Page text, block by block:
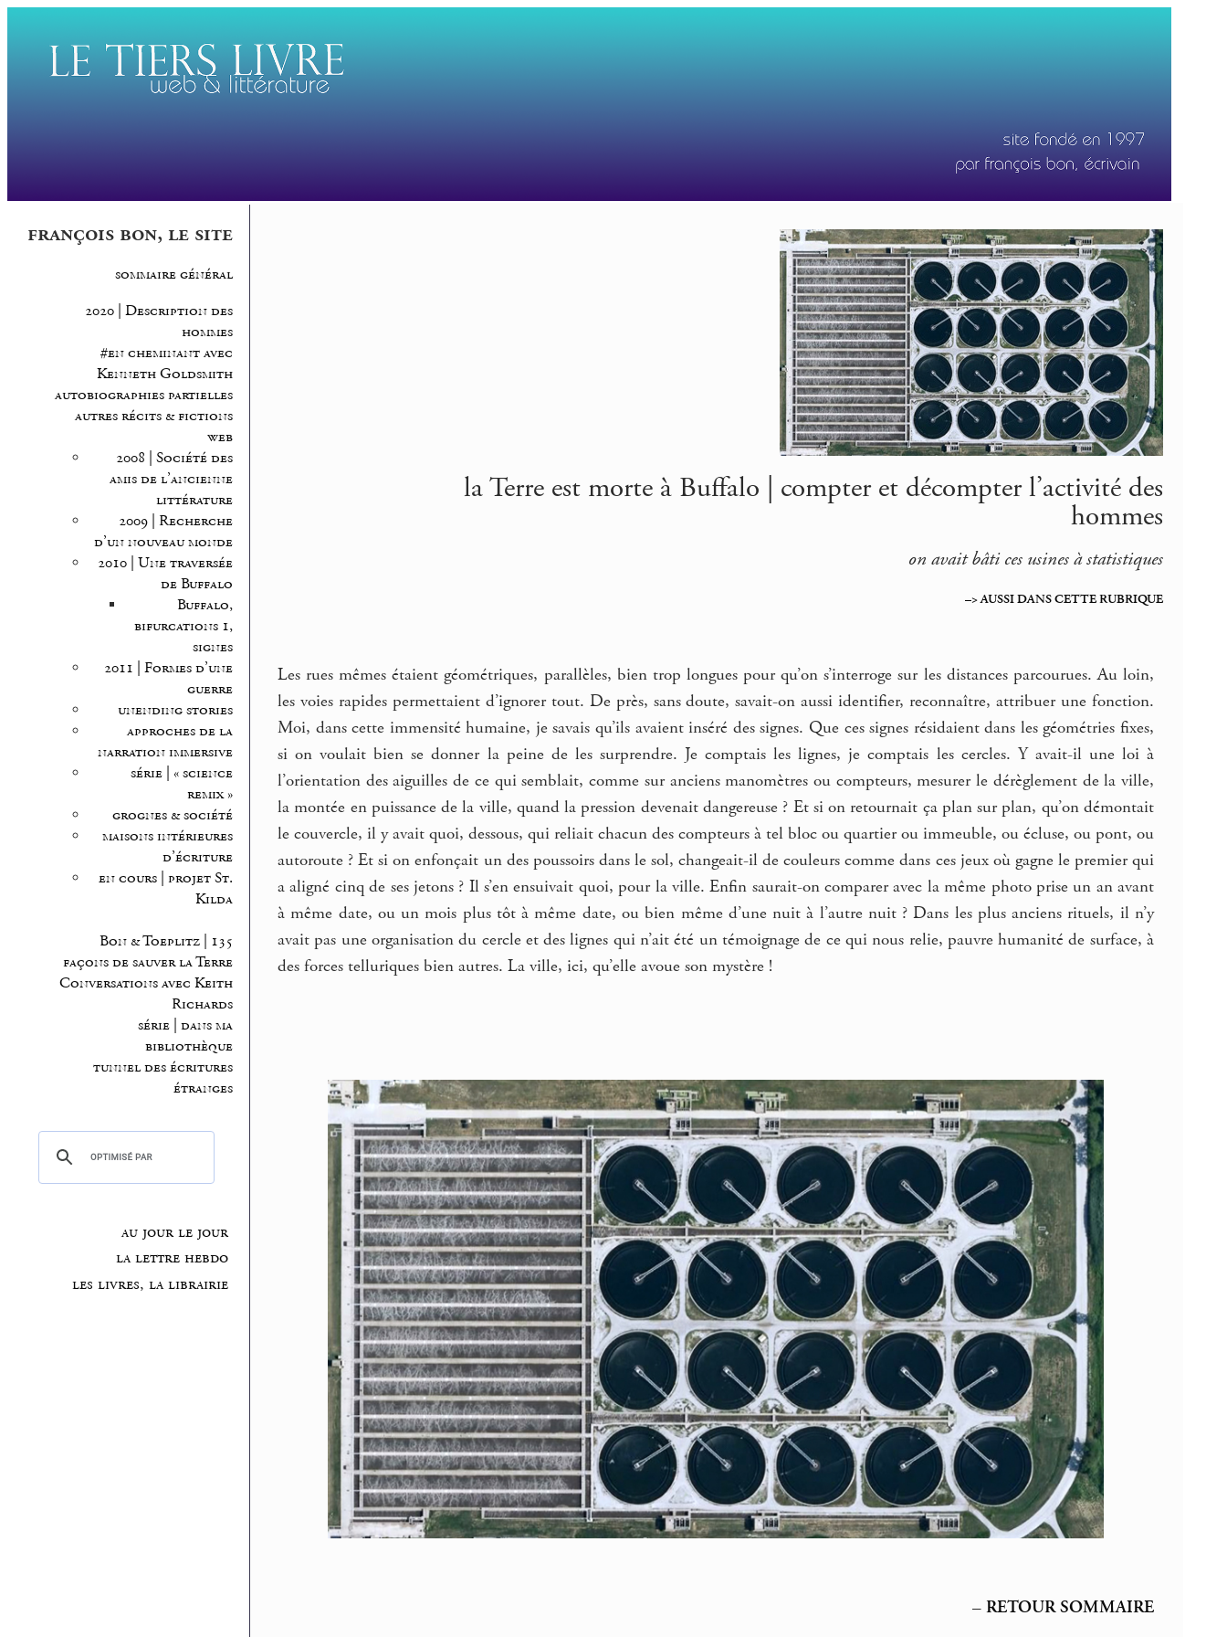
françois bon, le site
sommaire général
2020 | Description des
hommes
#en cheminant avec
Kenneth Goldsmith
autobiographies partielles
autres récits & fictions
web
2008 | Société des
amis de l’ancienne
littérature
2009 | Recherche
d’un nouveau monde
2010 | Une traversée
de Buffalo
Buffalo,
bifurcations 1,
signes
2011 | Formes d’une
guerre
unending stories
approches de la
narration immersive
série | « science
remix »
grognes & société
maisons intérieures
d’écriture
en cours | projet St.
Kilda
Bon & Toeplitz | 135
façons de sauver la Terre
Conversations avec Keith
Richards
série | dans ma
bibliothèque
tunnel des écritures
étranges
au jour le jour
la lettre hebdo
les livres, la librairie
la Terre est morte à Buffalo | compter et décompter l’activité des
hommes
on avait bâti ces usines à statistiques
–> AUSSI DANS CETTE RUBRIQUE
Les rues mêmes étaient géométriques, parallèles, bien trop longues pour qu’on s’interroge sur les distances parcourues. Au loin,
les voies rapides permettaient d’ignorer tout. De près, sans doute, savait-on aussi identifier, reconnaître, attribuer une fonction.
Moi, dans cette immensité humaine, je savais qu’ils avaient inséré des signes. Que ces signes résidaient dans les géométries fixes,
si on voulait bien se donner la peine de les surprendre. Je comptais les lignes, je comptais les cercles. Y avait-il une loi à
l’orientation des aiguilles de ce qui semblait, comme sur anciens manomètres ou compteurs, mesurer le dérèglement de la ville,
la montée en puissance de la ville, quand la pression devenait dangereuse ? Et si on retournait ça plan sur plan, qu’on démontait
le couvercle, il y avait quoi, dessous, qui reliait chacun des compteurs à tel bloc ou quartier ou immeuble, ou écluse, ou pont, ou
autoroute ? Et si on enfonçait un des poussoirs dans le sol, changeait-il de couleurs comme dans ces jeux où gagne le premier qui
a aligné cinq de ses jetons ? Il s’en ensuivait quoi, pour la ville. Enfin saurait-on comparer avec la même photo prise un an avant
à même date, ou un mois plus tôt à même date, ou bien même d’une nuit à l’autre nuit ? Dans les plus anciens rituels, il n’y
avait pas une organisation du cercle et des lignes qui n’ait été un témoignage de ce qui nous relie, pauvre humanité de surface, à
des forces telluriques bien autres. La ville, ici, qu’elle avoue son mystère !
– RETOUR SOMMAIRE